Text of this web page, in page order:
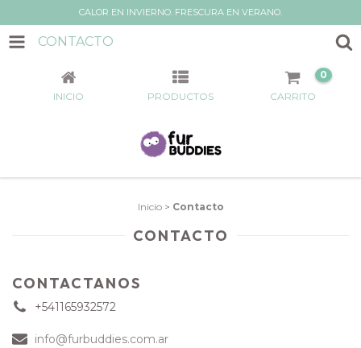
CALOR EN INVIERNO. FRESCURA EN VERANO.
CONTACTO
INICIO PRODUCTOS CARRITO
0
Inicio > Contacto
CONTACTO
CONTACTANOS
+541165932572
info@furbuddies.com.ar